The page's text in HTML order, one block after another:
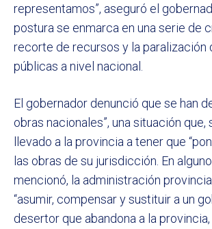
representamos”, aseguró el
postura se enmarca en una serie de
recorte de recursos y la paralización
públicas a nivel nacional.
El gobernador denunció que se han
obras nacionales”, una situación que,
llevado a la provincia a tener que
las obras de su jurisdicción. En
mencionó, la administración
“asumir, compensar y sustituir a un
desertor que abandona a la